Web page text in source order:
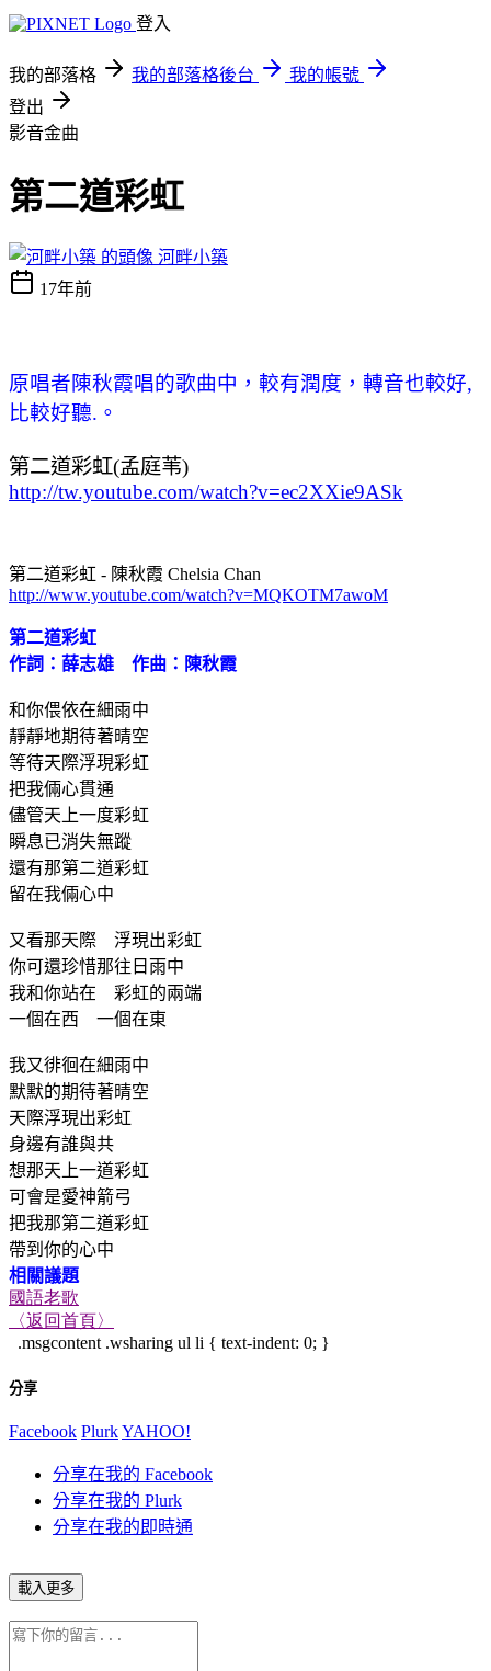
登入
我的部落格 我的部落格後台
我的帳號
登出
影音金曲
第二道彩虹
河畔小築
17年前
原唱者陳秋霞唱的歌曲中，較有潤度，轉音也較好,
比較好聽. 。
第二道彩虹(孟庭苇)
http://tw.youtube.com/watch?v=ec2XXie9ASk
第二道彩虹 - 陳秋霞 Chelsia Chan
http://www.youtube.com/watch?v=MQKOTM7awoM
第二道彩虹
作詞：薛志雄 作曲：陳秋霞
和你偎依在細雨中
靜靜地期待著晴空
等待天際浮現彩虹
把我倆心貫通
儘管天上一度彩虹
瞬息已消失無蹤
還有那第二道彩虹
留在我倆心中
又看那天際 浮現出彩虹
你可還珍惜那往日雨中
我和你站在 彩虹的兩端
一個在西 一個在東
我又徘徊在細雨中
默默的期待著晴空
天際浮現出彩虹
身邊有誰與共
想那天上一道彩虹
可會是愛神箭弓
把我那第二道彩虹
帶到你的心中
相關議題
國語老歌
〈返回首頁〉
.msgcontent .wsharing ul li { text-indent: 0; }
分享
Facebook PlurkYAHOO!
分享在我的 Facebook
分享在我的 Plurk
分享在我的即時通
載入更多